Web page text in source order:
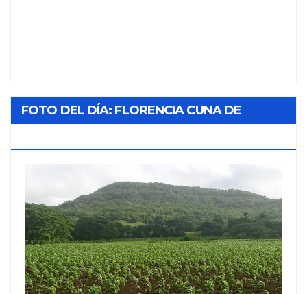
FOTO DEL DÍA: FLORENCIA CUNA DE